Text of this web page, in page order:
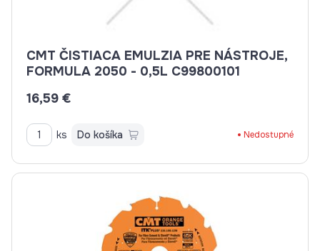
CMT ČISTIACA EMULZIA PRE NÁSTROJE,
FORMULA 2050 - 0,5L C99800101
16,59 €
ks Do košíka Nedostupné